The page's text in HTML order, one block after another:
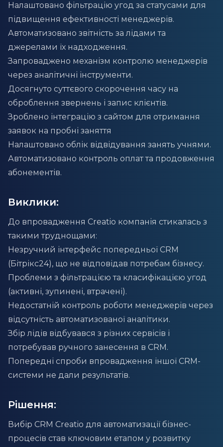
Налаштовано фільтрацію угод за статусами для
підвищення ефективності менеджерів.
Автоматизовано звітність за лідами та
джерелами їх надходження.
Запроваджено механізм контролю менеджерів
через аналітичні інструменти.
Досягнуто суттєвого скорочення часу на
оброблення звернень і запис клієнтів.
Зроблено інтеграцію з сайтом для отримання
заявок на пробні заняття
Налаштовано облік відвідування занять учнями.
Автоматизовано контроль оплат та продовження
абонементів.
Виклики:
До впровадження Creatio компанія стикалась з
такими труднощами:
Незручний інтерфейс попередньої CRM
(Бітрікс24), що не відповідав потребам бізнесу.
Проблеми з фільтрацією та класифікацією угод
(активні, зупинені, втрачені).
Недостатній контроль роботи менеджерів через
відсутність автоматизованої аналітики.
Збір лідів відбувався з різних сервісів і
потребував ручного занесення в CRM.
Попередні спроби впровадження іншої CRM-
системи не дали результатів.
Рішення:
Вибір CRM Creatio для автоматизації бізнес-
процесів став ключовим етапом у розвитку